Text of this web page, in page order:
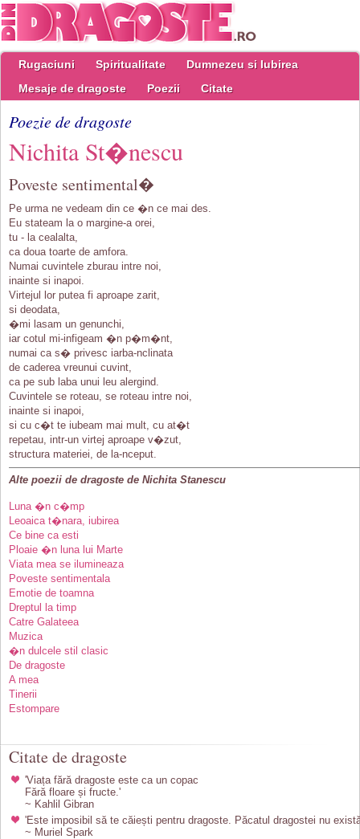
Rugaciuni Spiritualitate
Dumnezeu si Iubirea
Mesaje de dragoste
Poezii Citate
Poezie de dragoste
Nichita St�nescu
Poveste sentimental�
Pe urma ne vedeam din ce �n ce mai des.
Eu stateam la o margine-a orei,
tu - la cealalta,
ca doua toarte de amfora.
Numai cuvintele zburau intre noi,
inainte si inapoi.
Virtejul lor putea fi aproape zarit,
si deodata,
�mi lasam un genunchi,
iar cotul mi-infigeam �n p�m�nt,
numai ca s� privesc iarba-nclinata
de caderea vreunui cuvint,
ca pe sub laba unui leu alergind.
Cuvintele se roteau, se roteau intre noi,
inainte si inapoi,
si cu c�t te iubeam mai mult, cu at�t
repetau, intr-un virtej aproape v�zut,
structura materiei, de la-nceput.
Alte poezii de dragoste de Nichita Stanescu
Luna �n c�mp
Leoaica t�nara, iubirea
Ce bine ca esti
Ploaie �n luna lui Marte
Viata mea se ilumineaza
Poveste sentimentala
Emotie de toamna
Dreptul la timp
Catre Galateea
Muzica
�n dulcele stil clasic
De dragoste
A mea
Tinerii
Estompare
Citate de dragoste
'Viața fără dragoste este ca un copac
Fără floare și fructe.'
~ Kahlil Gibran
'Este imposibil să te căiești pentru dragoste. Păcatul dragostei nu
~ Muriel Spark